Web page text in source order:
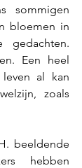
sommigen
bloemen in
gedachten.
Een heel
al kan
zoals
beeldende
hebben